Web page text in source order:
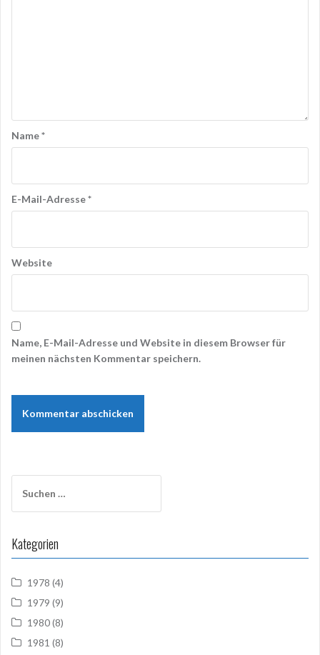
Name*
E-Mail-Adresse*
Website
Name, E-Mail-Adresse und Website in diesem Browser für
meinen nächsten Kommentar speichern.
nach:
Kategorien
1978 (4)
1979 (9)
1980(8)
1981 (8)